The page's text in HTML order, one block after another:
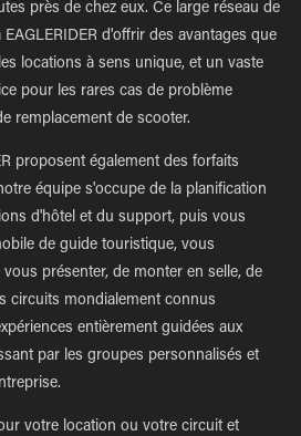
près de chez eux. Ce large réseau de
d'offrir des avantages que
locations à sens unique, et un vaste
pour les rares cas de problème
remplacement de scooter.
proposent également des forfaits
équipe s'occupe de la planification
d'hôtel et du support, puis vous
de guide touristique, vous
présenter, de monter en selle, de
circuits mondialement connus
entièrement guidées aux
par les groupes personnalisés et
votre location ou votre circuit et